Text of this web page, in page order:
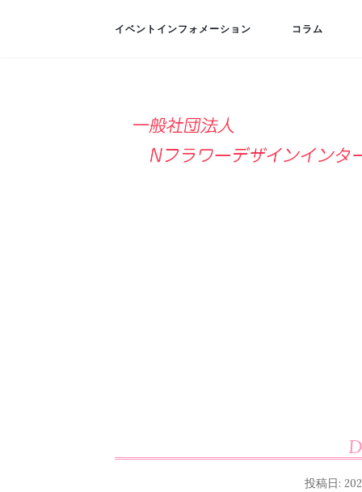
イベントインフォメーション コラム
投稿日: